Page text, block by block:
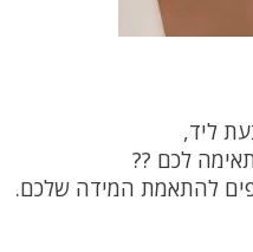
ליד,
לכם ??
להתאמת המידה שלכם.